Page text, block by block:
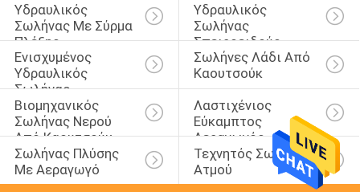
Υδραυλικός
Σωλήνας Με Σύρμα
Πλέξης
Υδραυλικός
Σωλήνας
Σπειροειδούς
Καλωδίου
Ενισχυμένος
Υδραυλικός
Σωλήνας
Σωλήνες Λάδι Από
Καουτσούκ
Βιομηχανικός
Σωλήνας Νερού
Από Καουτσούκ
Λαστιχένιος
Εύκαμπτος
Αεραγωγός
Σωλήνας Πλύσης
Με Αεραγωγό
Τεχνητός Σωλήνας
Ατμού